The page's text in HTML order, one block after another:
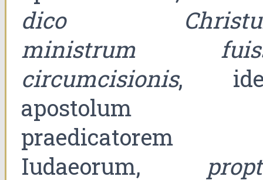
dico
ministrum
circumcisionis,
apostolum
praedicatorem
Iudaeorum,